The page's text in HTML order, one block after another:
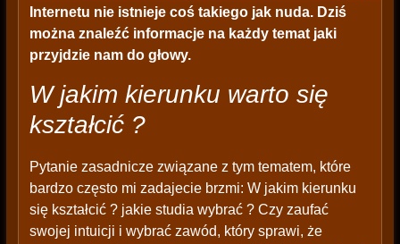
Internetu nie istnieje coś takiego jak nuda. Dziś
można znaleźć informacje na każdy temat jaki
przyjdzie nam do głowy.
W jakim kierunku warto się
kształcić ?
Pytanie zasadnicze związane z tym tematem, które
bardzo często mi zadajecie brzmi: W jakim kierunku
się kształcić ? jakie studia wybrać ? Czy zaufać
swojej intuicji i wybrać zawód, który sprawi, że